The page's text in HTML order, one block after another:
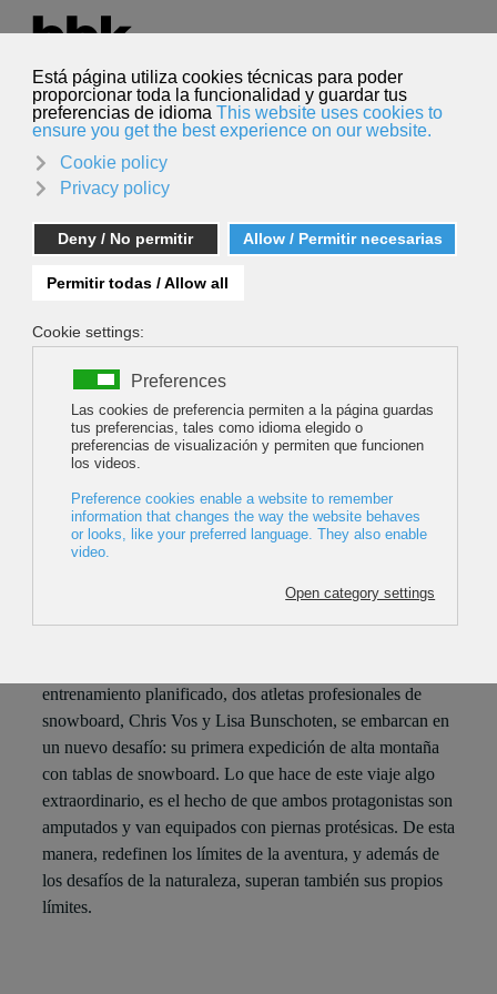
Seleccione su idioma
Español
Buscar
DOLORE
2024, Austria, 11min
ESTRENO EUSKADI
entrenamiento planificado, dos atletas profesionales de
snowboard, Chris Vos y Lisa Bunschoten, se embarcan en
un nuevo desafío: su primera expedición de alta montaña
con tablas de snowboard. Lo que hace de este viaje algo
extraordinario, es el hecho de que ambos protagonistas son
amputados y van equipados con piernas protésicas. De esta
manera, redefinen los límites de la aventura, y además de
los desafíos de la naturaleza, superan también sus propios
límites.